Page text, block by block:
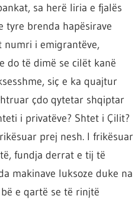
sa herë liria e fjalës
tyre brenda hapësirave
numri i emigrantëve,
do të dimë se cilët kanë
siç e ka quajtur
çdo qytetar shqiptar
i privatëve? Shtet i Çilit?
prej nesh. I frikësuar
fundja derrat e tij të
makinave luksoze duke na
e qartë se të rinjtë